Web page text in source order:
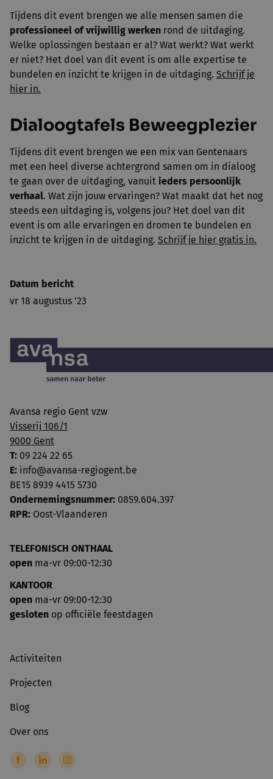
Tijdens dit event brengen we alle mensen samen die
professioneel of vrijwillig werken rond de uitdaging.
Welke oplossingen bestaan er al? Wat werkt? Wat werkt
er niet? Het doel van dit event is om alle expertise te
bundelen en inzicht te krijgen in de uitdaging. Schrijf je
hier in.
Dialoogtafels Beweegplezier
Tijdens dit event brengen we een mix van Gentenaars
met een heel diverse achtergrond samen om in dialoog
te gaan over de uitdaging, vanuit ieders persoonlijk
verhaal. Wat zijn jouw ervaringen? Wat maakt dat het nog
steeds een uitdaging is, volgens jou? Het doel van dit
event is om alle ervaringen en dromen te bundelen en
inzicht te krijgen in de uitdaging. Schrijf je hier gratis in.
Datum bericht
vr 18 augustus '23
Avansa regio Gent vzw
Visserij 106/1
9000 Gent
T: 09 224 22 65
E: info@avansa-regiogent.be
BE15 8939 4415 5730
Ondernemingsnummer: 0859.604.397
RPR: Oost-Vlaanderen
TELEFONISCH ONTHAAL
open ma-vr 09:00-12:30
KANTOOR
open ma-vr 09:00-12:30
gesloten op officiële feestdagen
Activiteiten
Projecten
Blog
Over ons